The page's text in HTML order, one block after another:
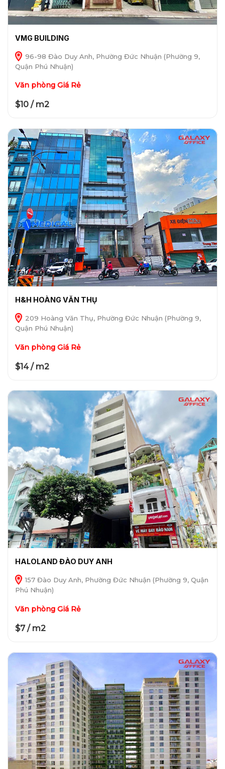
VMG BUILDING
96-​98 Đào Duy Anh, Phường Đức Nhuận (Phường 9,
Quận Phú Nhuận)
Văn phòng Giá Rẻ
$10 / m2
H&H HOÀNG VĂN THỤ
209 Hoàng Văn Thụ, Phường Đức Nhuận (Phường 9,
Quận Phú Nhuận)
Văn phòng Giá Rẻ
$14 / m2
HALOLAND ĐÀO DUY ANH
157 Đào Duy Anh, Phường Đức Nhuận (Phường 9, Quận
Phú Nhuận)
Văn phòng Giá Rẻ
$7 / m2